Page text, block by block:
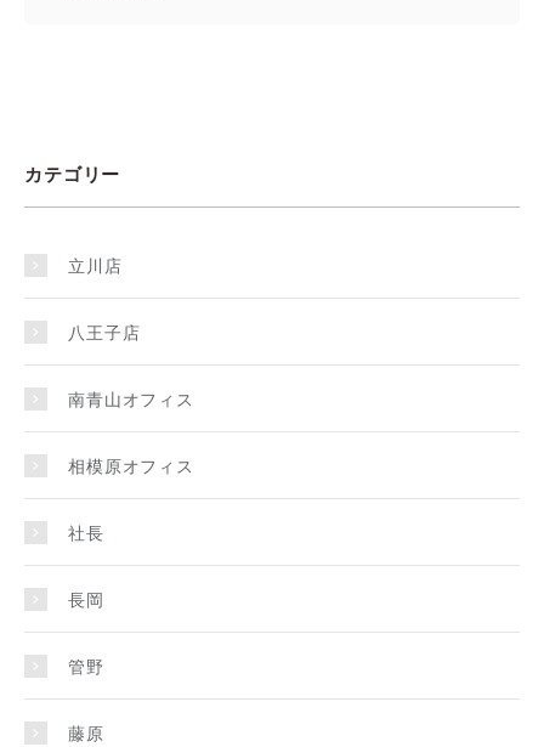
カテゴリー
立川店
八王子店
南青山オフィス
相模原オフィス
社長
長岡
管野
藤原